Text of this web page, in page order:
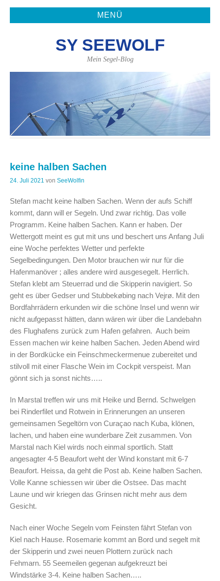
MENÜ
SY SEEWOLF
Mein Segel-Blog
keine halben Sachen
24. Juli 2021 von SeeWolfin
Stefan macht keine halben Sachen. Wenn der aufs Schiff
kommt, dann will er Segeln. Und zwar richtig. Das volle
Programm. Keine halben Sachen. Kann er haben. Der
Wettergott meint es gut mit uns und beschert uns Anfang Juli
eine Woche perfektes Wetter und perfekte
Segelbedingungen. Den Motor brauchen wir nur für die
Hafenmanöver ; alles andere wird ausgesegelt. Herrlich.
Stefan klebt am Steuerrad und die Skipperin navigiert. So
geht es über Gedser und Stubbekøbing nach Vejrø. Mit den
Bordfahrrädern erkunden wir die schöne Insel und wenn wir
nicht aufgepasst hätten, dann wären wir über die Landebahn
des Flughafens zurück zum Hafen gefahren. Auch beim
Essen machen wir keine halben Sachen. Jeden Abend wird
in der Bordkücke ein Feinschmeckermenue zubereitet und
stilvoll mit einer Flasche Wein im Cockpit verspeist. Man
gönnt sich ja sonst nichts…..
In Marstal treffen wir uns mit Heike und Bernd. Schwelgen
bei Rinderfilet und Rotwein in Erinnerungen an unseren
gemeinsamen Segeltörn von Curaçao nach Kuba, klönen,
lachen, und haben eine wunderbare Zeit zusammen. Von
Marstal nach Kiel wirds noch einmal sportlich. Statt
angesagter 4-5 Beaufort weht der Wind konstant mit 6-7
Beaufort. Heissa, da geht die Post ab. Keine halben Sachen.
Volle Kanne schiessen wir über die Ostsee. Das macht
Laune und wir kriegen das Grinsen nicht mehr aus dem
Gesicht.
Nach einer Woche Segeln vom Feinsten fährt Stefan von
Kiel nach Hause. Rosemarie kommt an Bord und segelt mit
der Skipperin und zwei neuen Plottern zurück nach
Fehmarn. 55 Seemeilen gegenan aufgekreuzt bei
Windstärke 3-4. Keine halben Sachen…..